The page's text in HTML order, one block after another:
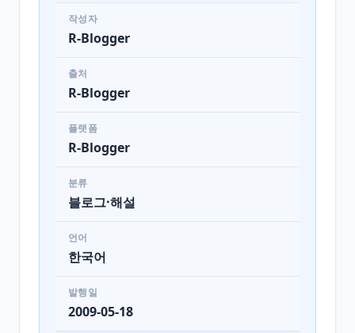
작성자
R-Blogger
출처
R-Blogger
플랫폼
R-Blogger
분류
블로그·해설
언어
한국어
발행일
2009-05-18